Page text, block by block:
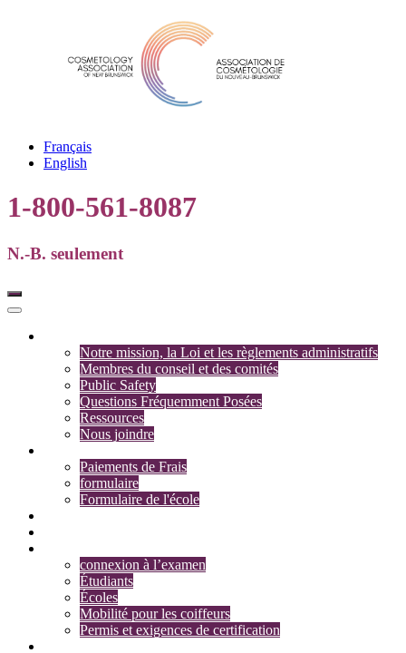
Français
English
1-800-561-8087
N.-B. seulement
Notre mission, la Loi et les règlements administratifs
Membres du conseil et des comités
Public Safety
Questions Fréquemment Posées
Ressources
Nous joindre
Paiements de Frais
formulaire
Formulaire de l'école
connexion à l’examen
Étudiants
Écoles
Mobilité pour les coiffeurs
Permis et exigences de certification